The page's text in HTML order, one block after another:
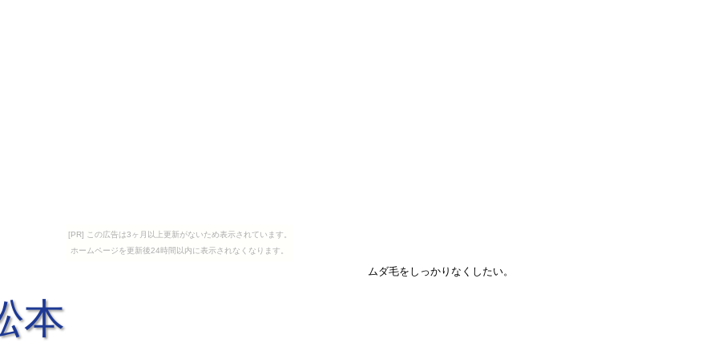
[PR] この広告は3ヶ月以上更新がないため表示されています。
ホームページを更新後24時間以内に表示されなくなります。
ムダ毛をしっかりなくしたい。
本